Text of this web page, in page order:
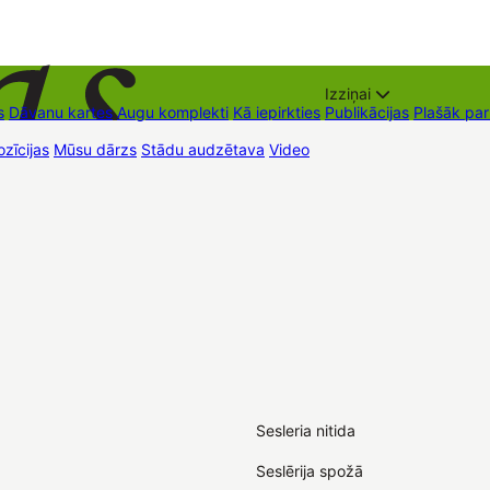
Dāvanu kartes Augu komplekti Kā iepirkties
Izziņai
Publikācijas Plašāk
Mūsu dārzs Stādu audzētava Video
Sesleria nitida
Seslērija spožā